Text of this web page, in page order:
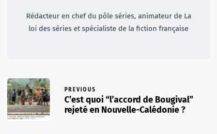
Rédacteur en chef du pôle séries, animateur de La
loi des séries et spécialiste de la fiction française
PREVIOUS
C’est quoi “l’accord de Bougival”
rejeté en Nouvelle-Calédonie ?